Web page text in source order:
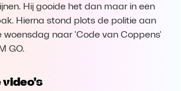
Hij gooide het dan maar in een
Hierna stond plots de politie aan
woensdag naar 'Code van Coppens'
GO.
video's